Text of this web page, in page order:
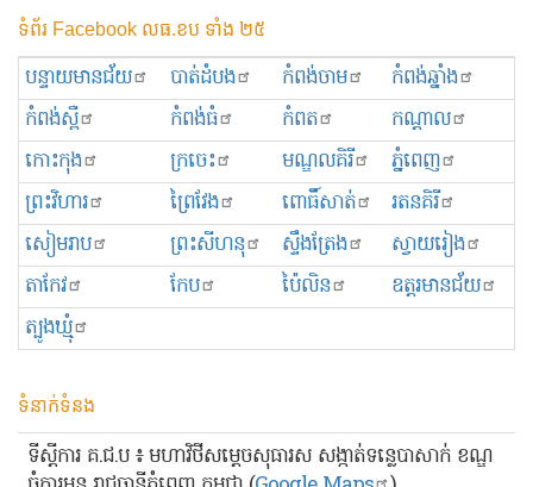
ទំព័រ Facebook លធ.ខប ទាំង ២៥
បន្ទាយមានជ័យ បាត់ដំបង កំពង់ចាម
កំពង់ឆ្នាំង
កំពង់ស្ពឺ
កំពង់ធំ កំពត
កណ្ដាល
កោះកុង
ក្រចេះ មណ្ឌលគិរី
ភ្នំពេញ
ព្រះ​វិហារ
ព្រៃវែង ពោធិ៍សាត់
រតនគិរី
សៀមរាប
ព្រះសីហនុ ស្ទឹងត្រែង
ស្វាយរៀង
តាកែវ
កែប ប៉ៃលិន
ឧត្ដរមានជ័យ
ត្បូងឃ្មុំ
ទំនាក់ទំនង
ទីស្ដីការ គ.ជ.ប ៖ មហាវិថីសម្ដេចសុធារស សង្កាត់ទន្លេបាសាក់ ខណ្ឌ